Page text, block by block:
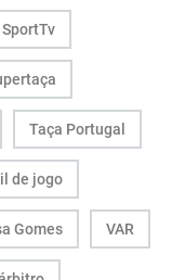
SportTv
Taça Portugal
de jogo
Gomes VAR